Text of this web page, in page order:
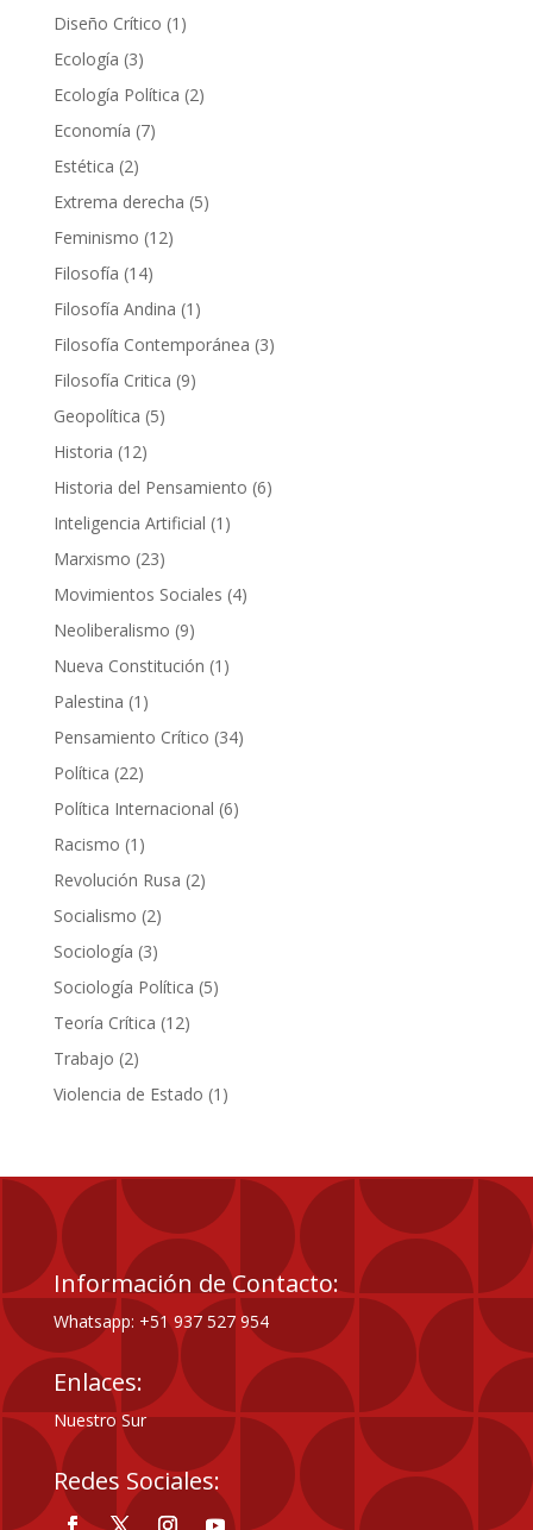
Diseño Crítico 1 1
Ecología 33
productos
Ecología Política 22
Economía 77
Estética 22
productos
Extrema derecha 55
Feminismo 1212
Filosofía 1414
productos
Filosofía Andina 1 1
producto
Filosofía Contemporánea 33
Filosofía Critica 99
Geopolítica 55
Historia 1212
productos
Historia del Pensamiento 66
Inteligencia Artificial 1 1
Marxismo 2323
productos
Movimientos Sociales 44
Neoliberalismo 99
productos
Nueva Constitución 1 1
Palestina 1 1
producto
Pensamiento Crítico 3434
Política 2222
productos
Política Internacional 66
Racismo 1 1
producto
Revolución Rusa 22
Socialismo 22
productos
Sociología 33
productos
Sociología Política 55
Teoría Crítica 1212
Trabajo 22
productos
Violencia de Estado 1 1
Información de Contacto:
Whatsapp: +51 937 527 954
Enlaces:
Nuestro Sur
Redes Sociales: